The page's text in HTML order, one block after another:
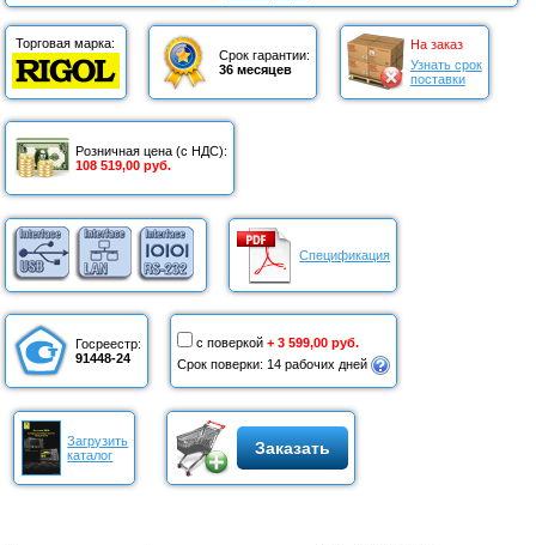
Торговая марка:
Срок гарантии:
36 месяцев
На заказ
Узнать срок
поставки
Розничная цена (с НДС):
108 519,00 руб.
Спецификация
Госреестр:
91448-24
с поверкой + 3 599,00 руб.
Срок поверки: 14 рабочих дней
Загрузить
каталог
Заказать